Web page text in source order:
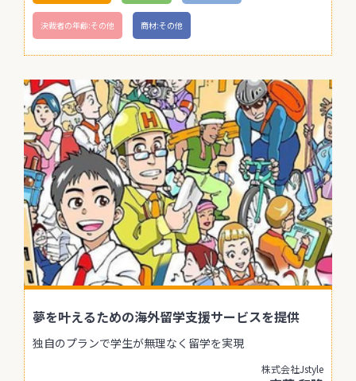
決裁者の年齢:その他 商材:その他
夢を叶えるための海外留学支援サービスを提供
独自のプランで学生が無理なく留学を実現
株式会社Jstyle